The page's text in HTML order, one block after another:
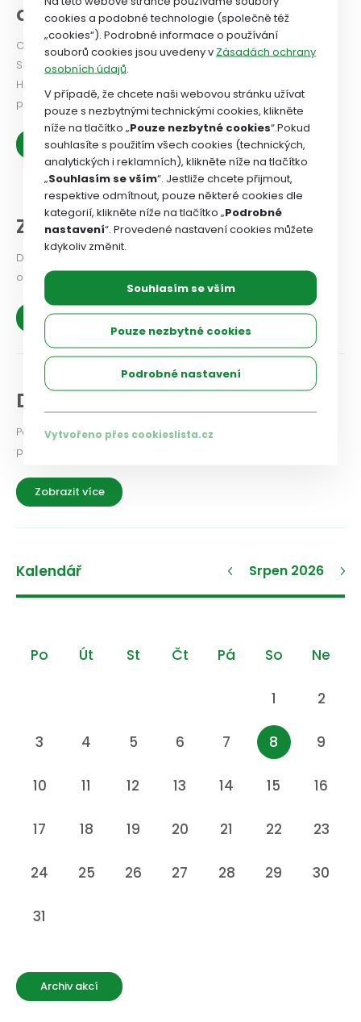
odborového svazu
Odborový svaz od roku 2024 vydává Newsletter. PODÍVEJTE
SE!
Historie OSZSP ČR se píše od roku 1990 a je nabitá prací ve
prospěch zaměstnanců.
Zobrazit více
Z našich organizací
Dejte odborovému svazu vědět, jaké problémy v odborové
organizaci řešíte, co se vám podařilo.
Zobrazit více
Diskuse a názory
Podělte se i vy o své zkušenosti a názory na aktuální
problémy a možnosti jejich řešení.
Zobrazit více
Kalendář Srpen 2026
Po Út St Čt Pá So Ne
1 2
3 4 5 6 7 8 9
10 11 12 13 14 15 16
17 18 19 20 21 22 23
24 25 26 27 28 29 30
31
Archiv akcí
cookies a podobné technologie (společně též
„cookies“). Podrobné informace o používání
souborů cookies jsou uvedeny v Zásadách ochrany
osobních údajů.
V případě, že chcete naši webovou stránku užívat
pouze s nezbytnými technickými cookies, klikněte
níže na tlačítko „Pouze nezbytné cookies“.Pokud
souhlasíte s použitím všech cookies (technických,
analytických i reklamních), klikněte níže na tlačítko
„Souhlasím se vším“. Jestliže chcete přijmout,
respektive odmítnout, pouze některé cookies dle
kategorií, klikněte níže na tlačítko „Podrobné
nastavení“. Provedené nastavení cookies můžete
kdykoliv změnit.
Souhlasím se vším
Pouze nezbytné cookies
Podrobné nastavení
Vytvořeno přes cookieslista.cz